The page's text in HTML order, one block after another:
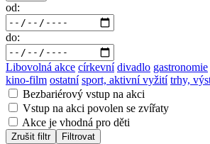
od:
do:
Libovolná akce církevní divadlo gastronomie
kino-film ostatní sport, aktivní vyžití trhy,
Bezbariérový vstup na akci
Vstup na akci povolen se zvířaty
Akce je vhodná pro děti
Zrušit filtr Filtrovat